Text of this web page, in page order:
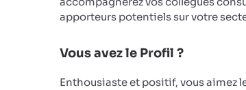
apporteurs potentiels sur votre
Vous avez le Profil ?
Enthousiaste et positif, vous aimez